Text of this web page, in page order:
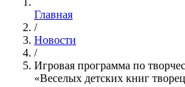
Главная
/
Новости
/
Игровая программа по
«Веселых детских книг